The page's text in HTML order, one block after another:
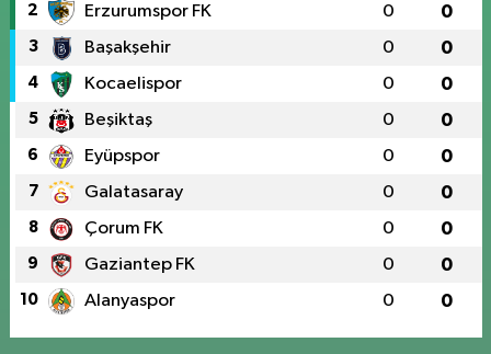
2 Erzurumspor FK 0 0
3 Başakşehir 0 0
4 Kocaelispor 0 0
5 Beşiktaş 0 0
6 Eyüpspor 0 0
7 Galatasaray 0 0
8 Çorum FK 0 0
9 Gaziantep FK 0 0
10 Alanyaspor 0 0